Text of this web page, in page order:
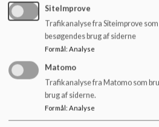
SiteImprove
Trafikanalyse fra Siteimprove
besøgendes brug af siderne
Formål: Analyse
Matomo
Trafikanalyse fra Matomo som
brug af siderne.
Formål: Analyse